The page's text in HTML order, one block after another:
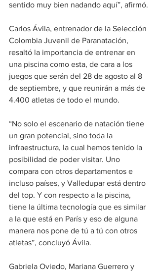
sentido muy bien nadando aquí”, afirmó.
Carlos Ávila, entrenador de la Selección
Colombia Juvenil de Paranatación,
resaltó la importancia de entrenar en
una piscina como esta, de cara a los
juegos que serán del 28 de agosto al 8
de septiembre, y que reunirán a más de
4.400 atletas de todo el mundo.
“No solo el escenario de natación tiene
un gran potencial, sino toda la
infraestructura, la cual hemos tenido la
posibilidad de poder visitar. Uno
compara con otros departamentos e
incluso países, y Valledupar está dentro
del top. Y con respecto a la piscina,
tiene la última tecnología que es similar
a la que está en París y eso de alguna
manera nos pone de tú a tú con otros
atletas”, concluyó Ávila.
Gabriela Oviedo, Mariana Guerrero y